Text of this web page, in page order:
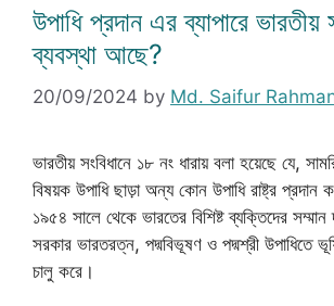
উপাধি প্রদান এর ব্যাপারে ভারতীয়
ব্যবস্থা আছে?
20/09/2024 by Md. Saifur
ভারতীয় সংবিধানে ১৮ নং ধারায় বলা হয়েছে যে,
বিষয়ক উপাধি ছাড়া অন্য কোন উপাধি রাষ্ট্র প্রদান
১৯৫৪ সালে থেকে ভারতের বিশিষ্ট ব্যক্তিদের
সরকার ভারতরত্ন, পদ্মবিভূষণ ও পদ্মশ্রী উপাধিতে
চালু করে।